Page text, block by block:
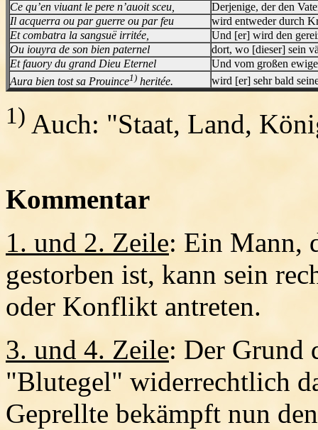
Ce qu’en viuant le pere n’auoit sceu,
Derjenige, der den
Il acquerra ou par guerre ou par feu
wird entweder durch
Et combatra la sangsuë irritée,
Und [er] wird den
Ou iouyra de son bien paternel
dort, wo [dieser] sein
Et fauory du grand Dieu Eternel
Und vom großen
Aura bien tost sa Prouince1) heritée. wird [er] sehr bald
1) Auch: "Staat, Land,
Kommentar
1. und 2. Zeile: Ein Mann,
gestorben ist, kann sein
oder Konflikt antreten.
3. und 4. Zeile: Der Grund
"Blutegel" widerrechtlich
Geprellte bekämpft nun